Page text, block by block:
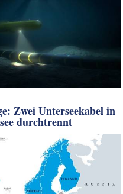
Zwei Unterseekabel in
durchtrennt